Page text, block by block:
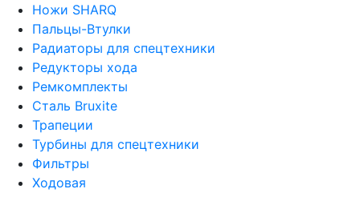
Ножи SHARQ
Пальцы-Втулки
Радиаторы для спецтехники
Редукторы хода
Ремкомплекты
Сталь Bruxite
Трапеции
Турбины для спецтехники
Фильтры
Ходовая